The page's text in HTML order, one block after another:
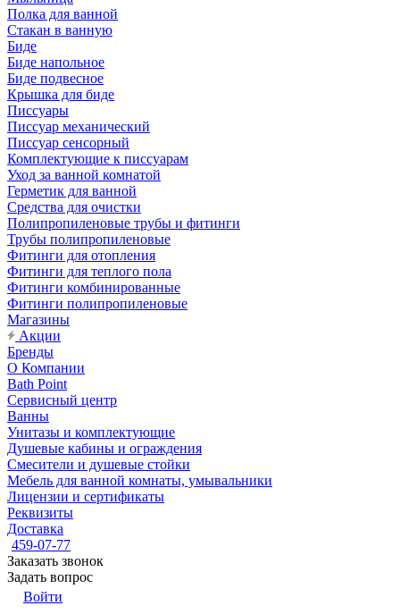
Полка для ванной
Стакан в ванную
Биде
Биде напольное
Биде подвесное
Крышка для биде
Писсуары
Писсуар механический
Писсуар сенсорный
Комплектующие к писсуарам
Уход за ванной комнатой
Герметик для ванной
Средства для очистки
Полипропиленовые трубы и фитинги
Трубы полипропиленовые
Фитинги для отопления
Фитинги для теплого пола
Фитинги комбинированные
Фитинги полипропиленовые
Магазины
Акции
Бренды
О Компании
Bath Point
Сервисный центр
Ванны
Унитазы и комплектующие
Душевые кабины и ограждения
Смесители и душевые стойки
Мебель для ванной комнаты, умывальники
Лицензии и сертификаты
Реквизиты
Доставка
459-07-77
Заказать звонок
Задать вопрос
Войти